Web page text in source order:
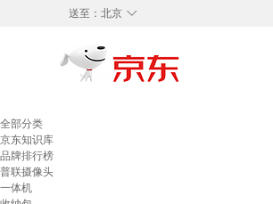
◇
送至： 北京
全部分类
京东知识库
品牌排行榜
普联摄像头
一体机